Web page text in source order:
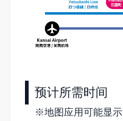
预计所需时间
※地图应用可能显